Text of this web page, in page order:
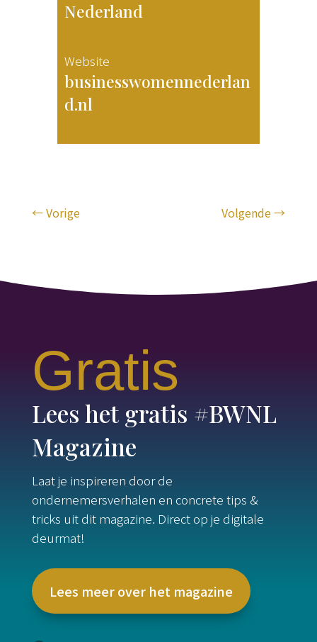
Nederland
Website
businesswomennederlan
d.nl
←Vorige Volgende→
Gratis
Lees het gratis #BWNL
Magazine
Laat je inspireren door de
ondernemersverhalen en concrete tips &
tricks uit dit magazine. Direct op je digitale
deurmat!
Lees meer over het magazine